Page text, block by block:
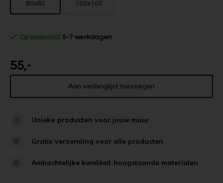
80x80 100x100
Op voorraad 5-7 werkdagen
55,-
Aan verlanglijst toevoegen
Unieke producten voor jouw muur
Gratis verzending voor alle producten
Ambachtelijke kwaliteit hoogstaande materialen